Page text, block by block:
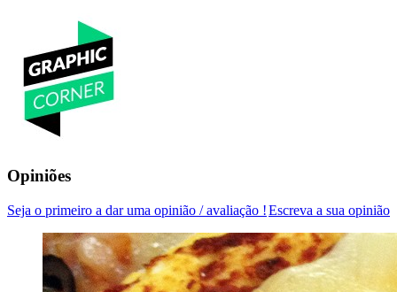
Opiniões
Escreva a sua opinião
Seja o primeiro a dar uma opinião / avaliação !